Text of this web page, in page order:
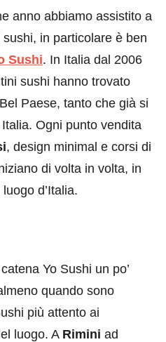
anno abbiamo assistito a
in particolare è ben
Sushi. In Italia dal 2006
sushi hanno trovato
Paese, tanto che già si
Ogni punto vendita
, design minimal e corsi di
di volta in volta, in
d’Italia.
Yo Sushi un po’
quando sono
più attento ai
luogo. A Rimini ad